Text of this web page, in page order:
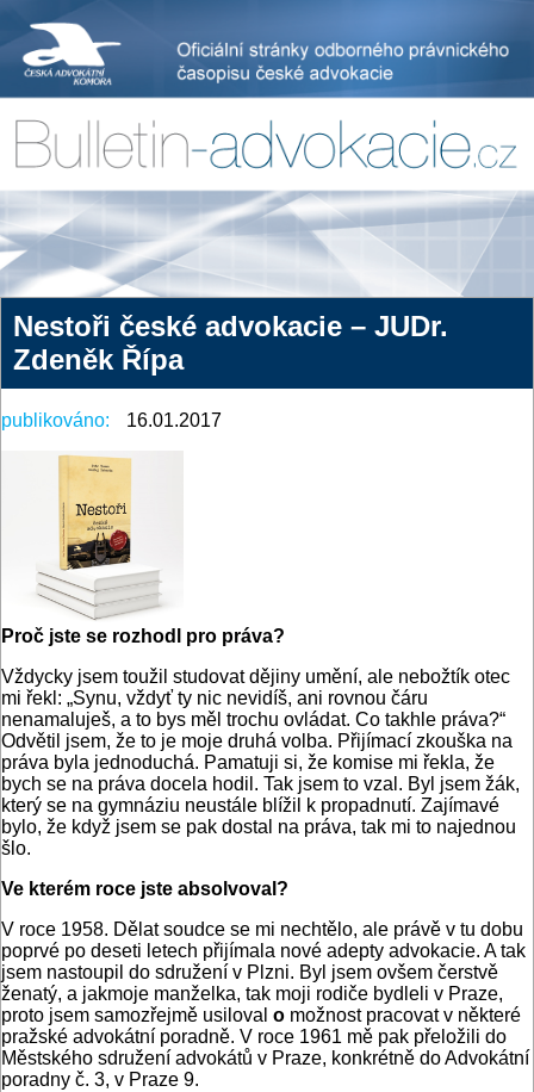
Nestoři české advokacie – JUDr.
Zdeněk Řípa
publikováno: 16.01.2017
Proč jste se rozhodl pro práva?
Vždycky jsem toužil studovat dějiny umění, ale nebožtík otec
mi řekl: „Synu, vždyť ty nic nevidíš, ani rovnou čáru
nenamaluješ, a to bys měl trochu ovládat. Co takhle práva?“
Odvětil jsem, že to je moje druhá volba. Přijímací zkouška na
práva byla jednoduchá. Pamatuji si, že komise mi řekla, že
bych se na práva docela hodil. Tak jsem to vzal. Byl jsem žák,
který se na gymnáziu neustále blížil k propadnutí. Zajímavé
bylo, že když jsem se pak dostal na práva, tak mi to najednou
šlo.
Ve kterém roce jste absolvoval?
V roce 1958. Dělat soudce se mi nechtělo, ale právě v tu dobu
poprvé po deseti letech přijímala nové adepty advokacie. A tak
jsem nastoupil do sdružení v Plzni. Byl jsem ovšem čerstvě
ženatý, a jakmoje manželka, tak moji rodiče bydleli v Praze,
proto jsem samozřejmě usiloval o možnost pracovat v některé
pražské advokátní poradně. V roce 1961 mě pak přeložili do
Městského sdružení advokátů v Praze, konkrétně do Advokátní
poradny č. 3, v Praze 9.